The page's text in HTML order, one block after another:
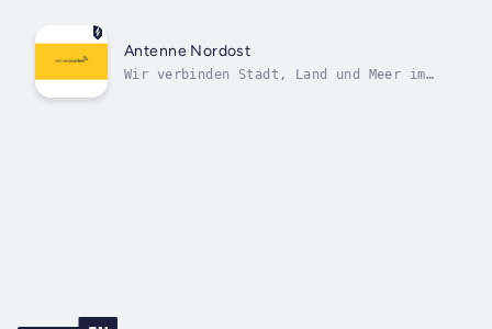
Antenne Nordost
Wir verbinden Stadt, Land und Meer im